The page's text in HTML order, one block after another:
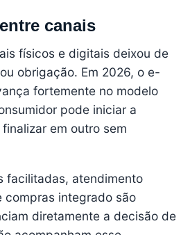
canais
físicos e digitais deixou de
obrigação. Em 2026, o e-
fortemente no modelo
pode iniciar a
em outro sem
facilitadas, atendimento
compras integrado são
diretamente a decisão de